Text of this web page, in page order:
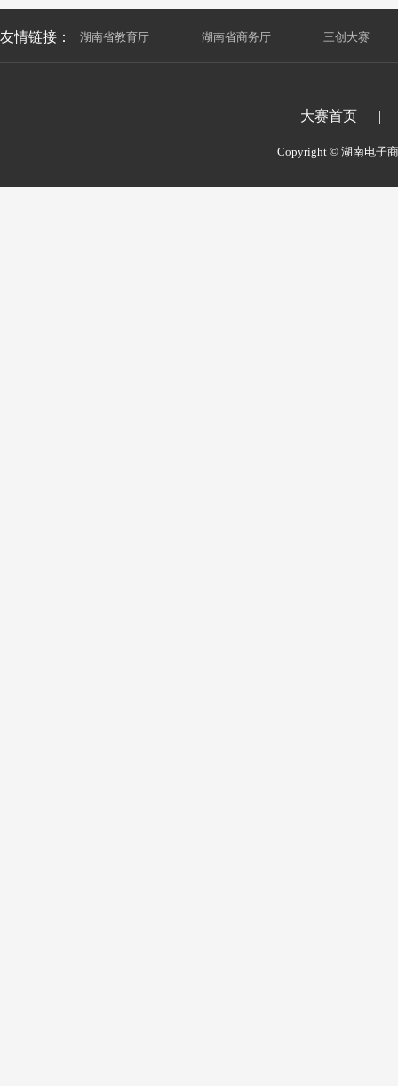
友情链接： 湖南省教育厅 湖南省商务厅 三创大赛
大赛首页 |
Copyright © 湖南电子